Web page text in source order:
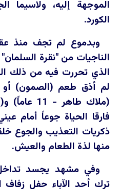
الموجهة إليه، ولاسيما
الكورد.
وبدموع لم تجف منذ
الناجيات من "نقرة السلمان"
الذي تحررت فيه من ذلك
لم أذق طعم (الصمون) أو
فارقا الحياة جوعاً أمام
ذكريات التعذيب والجوع
منها لذة الطعام والعيش.
وفي مشهد يجسد تداخل
ترك أحد الآباء حفل زفاف